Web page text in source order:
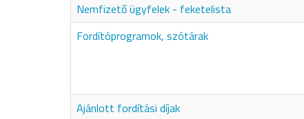
Nemfizető ügyfelek - feketelista
Fordítóprogramok, szótárak
Ajánlott fordítási díjak